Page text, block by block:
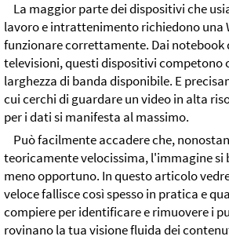
La maggior parte dei dispositivi che
lavoro e intrattenimento richiedono una
funzionare correttamente. Dai notebook
televisioni, questi dispositivi competono
larghezza di banda disponibile. E
cui cerchi di guardare un video in alta
per i dati si manifesta al massimo.
Può facilmente accadere che,
teoricamente velocissima, l'immagine si
meno opportuno. In questo articolo
veloce fallisce così spesso in pratica e
compiere per identificare e rimuovere i
rovinano la tua visione fluida dei